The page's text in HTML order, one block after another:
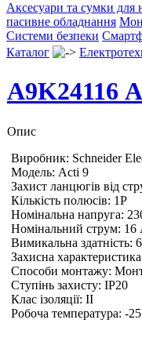
Аксесуари та сумки для
пасивне обладнання
Системи безпеки
Каталог
A9K24116
Опис
Виробник: Schneider
Модель: Acti 9
Захист ланцюгів від
Кількість полюсів: 1P
Номінальна напруга:
Номінальний струм: 16
Вимикальна здатність:
Захисна
Способи монтажу:
Ступінь захисту: IP20
Клас ізоляції: II
Робоча температура: -